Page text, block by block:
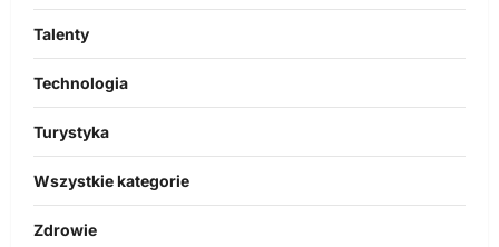
Talenty
Technologia
Turystyka
Wszystkie kategorie
Zdrowie